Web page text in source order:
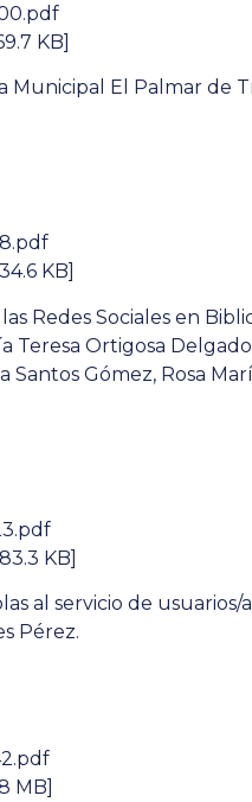
KB]
El Palmar de
KB]
Redes Sociales en
Teresa Ortigosa
Santos Gómez, Rosa
KB]
al servicio de
Pérez.
MB]